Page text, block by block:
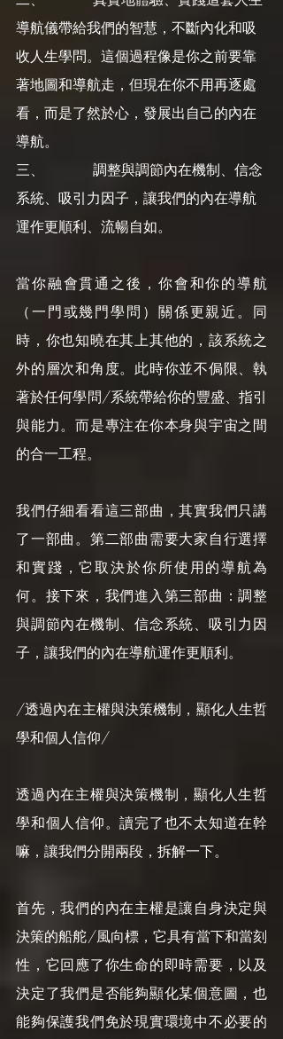
導航儀帶給我們的智慧，不斷內化和吸
收人生學問。這個過程像是你之前要靠
著地圖和導航走，但現在你不用再逐處
看，而是了然於心，發展出自己的內在
導航。
三、           調整與調節內在機制、信念
系統、吸引力因子，讓我們的內在導航
運作更順利、流暢自如。
當你融會貫通之後，你會和你的導航
（一門或幾門學問）關係更親近。同
時，你也知曉在其上其他的，該系統之
外的層次和角度。此時你並不侷限、執
著於任何學問/系統帶給你的豐盛、指引
與能力。而是專注在你本身與宇宙之間
的合一工程。
我們仔細看看這三部曲，其實我們只講
了一部曲。第二部曲需要大家自行選擇
和實踐，它取決於你所使用的導航為
何。接下來，我們進入第三部曲：調整
與調節內在機制、信念系統、吸引力因
子，讓我們的內在導航運作更順利。
/透過內在主權與決策機制，顯化人生哲
學和個人信仰/
透過內在主權與決策機制，顯化人生哲
學和個人信仰。讀完了也不太知道在幹
嘛，讓我們分開兩段，拆解一下。
首先，我們的內在主權是讓自身決定與
決策的船舵/風向標，它具有當下和當刻
性，它回應了你生命的即時需要，以及
決定了我們是否能夠顯化某個意圖，也
能夠保護我們免於現實環境中不必要的